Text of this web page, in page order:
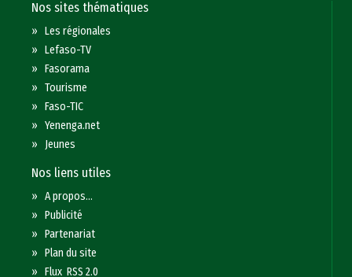
Nos sites thématiques
»Les régionales
»Lefaso-TV
»Fasorama
»Tourisme
»Faso-TIC
»Yenenga.net
» Jeunes
Nos liens utiles
»A propos...
»Publicité
»Partenariat
»Plan du site
»Flux RSS 2.0